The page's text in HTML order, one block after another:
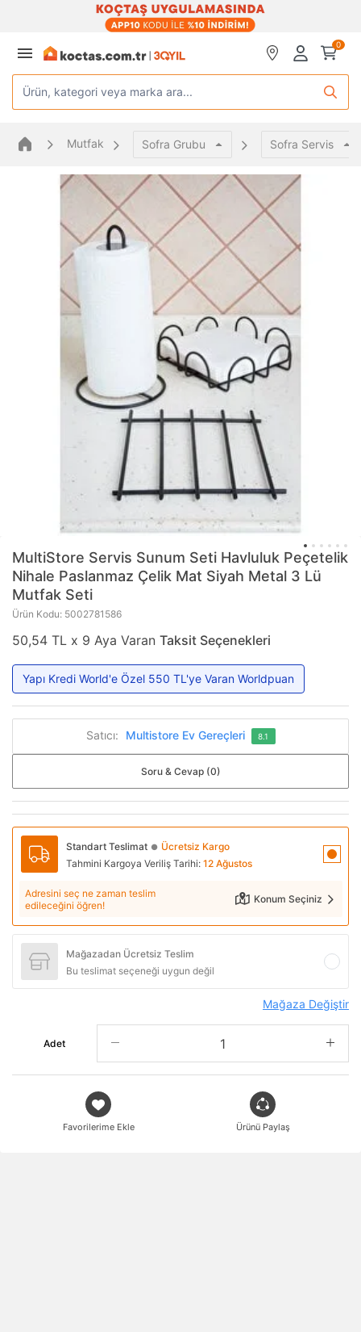
0
Ürün, kategori veya marka ara...
Mutfak Sofra Grubu Sofra Servis
MultiStore Servis Sunum Seti Havluluk Peçetelik
Nihale Paslanmaz Çelik Mat Siyah Metal 3 Lü
Mutfak Seti
Ürün Kodu: 5002781586
50,54 TL x 9 Aya Varan Taksit Seçenekleri
Yapı Kredi World'e Özel 550 TL'ye Varan Worldpuan
Satıcı: Multistore Ev Gereçleri 8.1
Soru & Cevap (0)
Standart Teslimat ● Ücretsiz Kargo
Tahmini Kargoya Veriliş Tarihi: 12 Ağustos
Adresini seç ne zaman teslim
edileceğini öğren!
Konum Seçiniz
Mağazadan Ücretsiz Teslim
Bu teslimat seçeneği uygun değil
Mağaza Değiştir
Adet
Favorilerime Ekle Ürünü Paylaş